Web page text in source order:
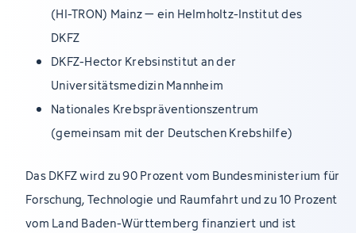
(HI-TRON) Mainz – ein Helmholtz-Institut des
DKFZ
DKFZ-Hector Krebsinstitut an der
Universitätsmedizin Mannheim
Nationales Krebspräventionszentrum
(gemeinsam mit der Deutschen Krebshilfe)
Das DKFZ wird zu 90 Prozent vom Bundesministerium für
Forschung, Technologie und Raumfahrt und zu 10 Prozent
vom Land Baden-Württemberg finanziert und ist